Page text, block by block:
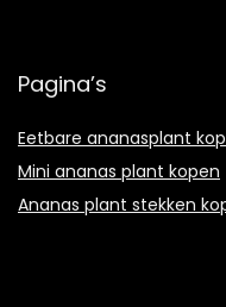
Pagina’s
Eetbare ananasplant
Mini ananas plant kopen
Ananas plant stekken